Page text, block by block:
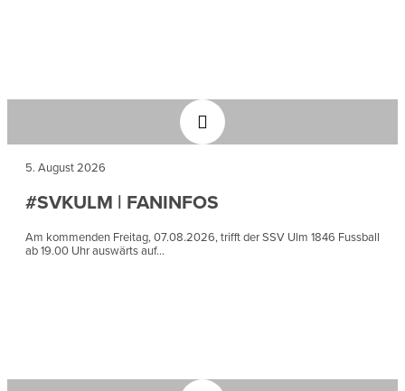
5. August 2026
#SVKULM | FANINFOS
Am kommenden Freitag, 07.08.2026, trifft der SSV Ulm 1846 Fussball
ab 19.00 Uhr auswärts auf...